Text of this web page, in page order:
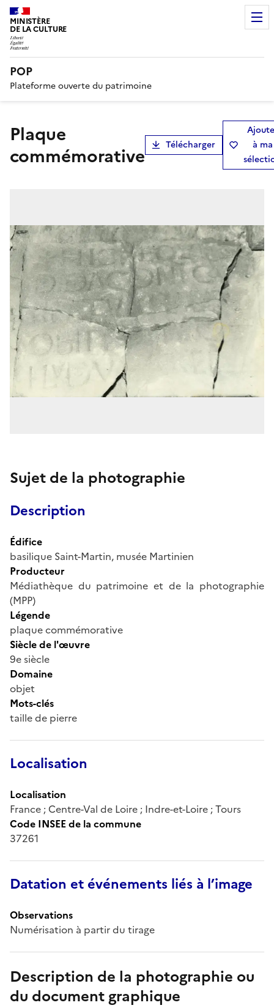
MINISTÈRE
DE LA CULTURE
POP
Plateforme ouverte du patrimoine
plaque
commémorative
Télécharger
à ma
Sujet de la photographie
Description
Édifice
basilique Saint-Martin, musée Martinien
Producteur
Médiathèque du patrimoine et de la photographie
(MPP)
Légende
plaque commémorative
Siècle de l'œuvre
9e siècle
Domaine
objet
Mots-clés
taille de pierre
Localisation
Localisation
France ; Centre-Val de Loire ; Indre-et-Loire ; Tours
Code INSEE de la commune
37261
Datation et événements liés à l’image
Observations
Numérisation à partir du tirage
Description de la photographie ou
du document graphique